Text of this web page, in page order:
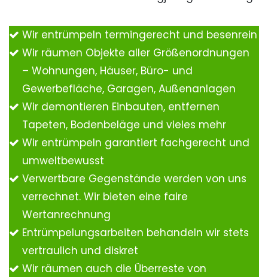
Wir entrümpeln termingerecht und besenrein
Wir räumen Objekte aller Größenordnungen
– Wohnungen, Häuser, Büro- und
Gewerbefläche, Garagen, Außenanlagen
Wir demontieren Einbauten, entfernen
Tapeten, Bodenbeläge und vieles mehr
Wir entrümpeln garantiert fachgerecht und
umweltbewusst
Verwertbare Gegenstände werden von uns
verrechnet. Wir bieten eine faire
Wertanrechnung
Entrümpelungsarbeiten behandeln wir stets
vertraulich und diskret
Wir räumen auch die Überreste von